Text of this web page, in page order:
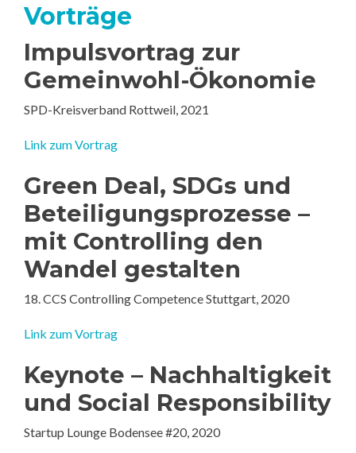
Vorträge
Impulsvortrag zur
Gemeinwohl-Ökonomie
SPD-Kreisverband Rottweil, 2021
Link zum Vortrag
Green Deal, SDGs und
Beteiligungsprozesse –
mit Controlling den
Wandel gestalten
18. CCS Controlling Competence Stuttgart, 2020
Link zumVortrag
Keynote – Nachhaltigkeit
und Social Responsibility
Startup Lounge Bodensee #20, 2020